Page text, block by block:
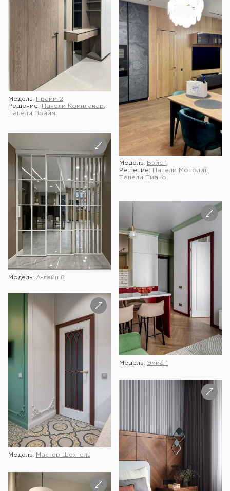
Модель:
Прайм 2
Решение:
Панели Компланар
Панели Прайм
Модель:
Бэйс 1
Решение:
Панели Монолит
Панели Пиано
Модель: А-лайн 8
Модель: Эмма 1
Модель: Мастер Шехтель